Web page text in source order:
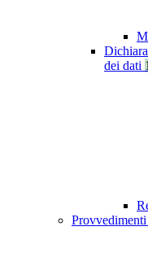
dei dati 1
Provvedimenti